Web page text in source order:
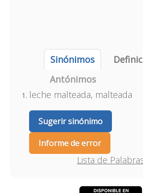
Sinónimos
Antónimos
leche malteada, malteada
Sugerir sinónimo
Informe de error
Lista de